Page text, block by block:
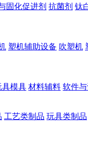
固化促进剂 抗菌剂 钛
塑机辅助设备 吹塑机
具模具 材料辅料 软件
工艺类制品 玩具类制品